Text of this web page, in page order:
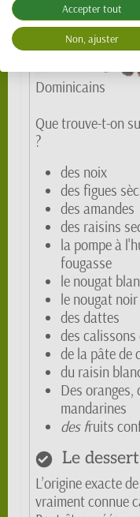
Dominicains
Que trouve-t-on
?
des noix
des figues
des amandes
des raisins
la pompe à
fougasse
le nougat
le nougat noir
des dattes
des calissons
de la pâte de
du raisin
Des oranges,
mandarines
des fruits
Le dessert
L’origine exacte
vraiment connue
Accepter tout
Non, ajuster